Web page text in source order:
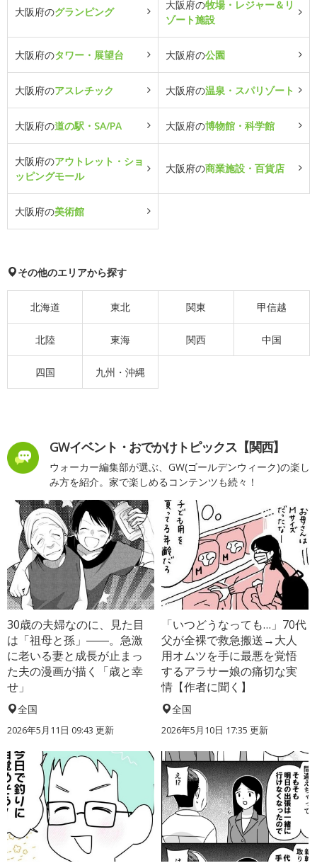
大阪府のグランピング
大阪府の牧場・レジャー＆リ
ゾート施設
大阪府のタワー・展望台 大阪府の公園
大阪府のアスレチック 大阪府の温泉・スパリゾート
大阪府の道の駅・SA/PA 大阪府の博物館・科学館
大阪府のアウトレット・ショ
ッピングモール
大阪府の商業施設・百貨店
大阪府の美術館
その他のエリアから探す
北海道 東北 関東 甲信越
北陸 東海 関西 中国
四国 九州・沖縄
GWイベント・おでかけトピックス【関西】
ウォーカー編集部が選ぶ、GW(ゴールデンウィーク)の楽し
み方を紹介。家で楽しめるコンテンツも続々！
30歳の夫婦なのに、見た目
は「祖母と孫」――。急激
に老いる妻と成長が止まっ
た夫の漫画が描く「歳と幸
せ」
全国
2026年5月11日 09:43 更新
「いつどうなっても…」70代
父が全裸で救急搬送→大人
用オムツを手に最悪を覚悟
するアラサー娘の痛切な実
情【作者に聞く】
全国
2026年5月10日 17:35 更新